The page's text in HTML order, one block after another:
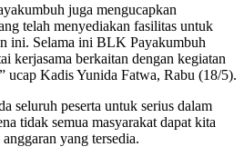
juga mengucapkan
telah menyediakan fasilitas untuk
ini. Selama ini BLK Payakumbuh
kerjasama berkaitan dengan kegiatan
ucap Kadis Yunida Fatwa, Rabu (18/5).
seluruh peserta untuk serius dalam
tidak semua masyarakat dapat kita
yang tersedia.